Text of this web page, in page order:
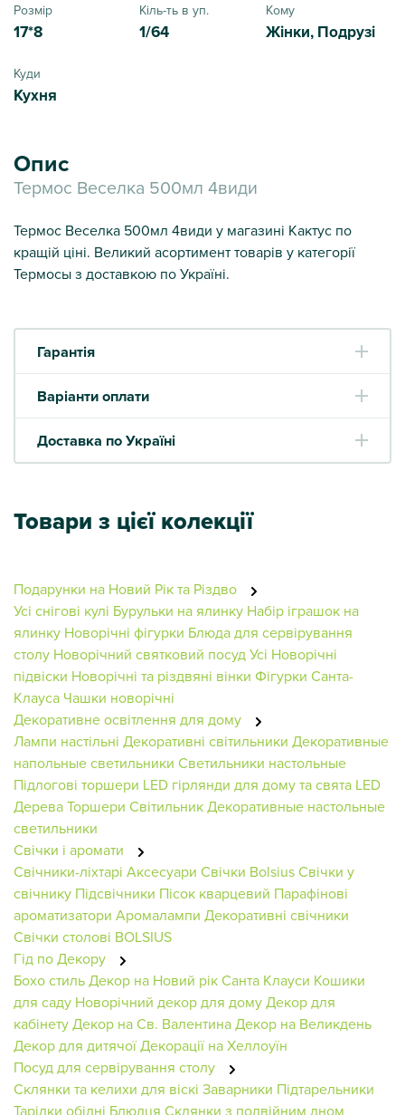
Розмір
17*8
Кіль-ть в уп.
1/64
Кому
Жінки, Подрузі
Куди
Кухня
Опис
Термос Веселка 500мл 4види
Термос Веселка 500мл 4види у магазині Кактус по
кращій ціні. Великий асортимент товарів у категорії
Термосы з доставкою по Україні.
Гарантія
Варіанти оплати
Доставка по Україні
Товари з цієї колекції
Подарунки на Новий Рік та Різдво
Усі снігові кулі Бурульки на ялинку Набір іграшок на
ялинку Новорічні фігурки Блюда для сервірування
столу Новорічний святковий посудУсі Новорічні
підвіски Новорічні та різдвяні вінки Фігурки Санта-
Клауса Чашки новорічні
Декоративне освітлення для дому
Лампи настільні Декоративні світильники Декоративные
напольные светильники Светильники настольные
Підлогові торшери LED гірлянди для дому та свята LED
ДереваТоршери СвітильникДекоративные настольные
светильники
Свічки і аромати
Свічники-ліхтарі Аксесуари Свічки BolsiusСвічки у
свічнику Підсвічники Пісок кварцевий Парафінові
ароматизатори Аромалампи Декоративні свічники
Свічки столові BOLSIUS
Гід по Декору
Бохо стильДекор на Новий рікСанта Клауси Кошики
для саду Новорічний декор для домуДекор для
кабінетуДекор на Св. ВалентинаДекор на Великдень
Декор для дитячоїДекорації на Хеллоуїн
Посуд для сервірування столу
Склянки та келихи для віскі Заварники Підтарельники
Тарілки обідні Блюдця Склянки з подвійним дном